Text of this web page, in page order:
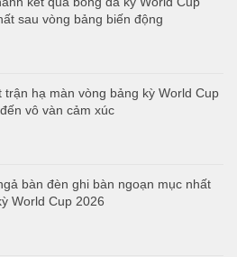
sau vòng bảng biến động
trận hạ màn vòng bảng kỳ World Cup
vô vàn cảm xúc
bàn đèn ghi bàn ngoạn mục nhất
World Cup 2026